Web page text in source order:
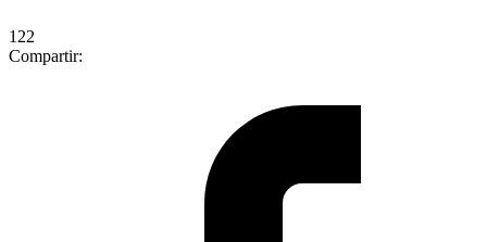
122
Compartir: